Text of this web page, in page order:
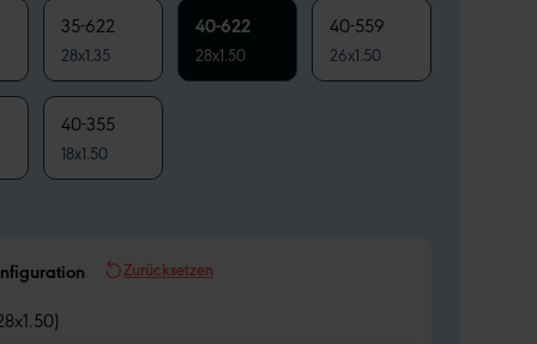
35-622
28x1.35
40-622
28x1.50
40-559
26x1.50
40-355
18x1.50
Zurücksetzen